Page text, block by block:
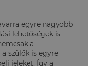
egyre nagyobb
lehetőségek is
a
szülők is egyre
jeleket. Így a